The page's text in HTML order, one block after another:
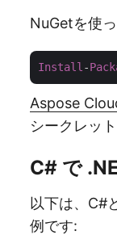
NuGetを使
Install -
Aspose
シークレッ
C# で
以下は、C#
例です: